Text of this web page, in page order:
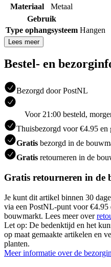
Materiaal
Metaal
Gebruik
Type ophangsysteem Hangen
Lees meer
Bestel- en
Bezorgd door PostNL
Voor 21:00 besteld,
Thuisbezorgd voor €4.95 en
Gratis bezorgd in de
Gratis retourneren in de
Gratis retourneren in de
Je kunt dit artikel binnen 30
via een PostNL-punt voor €4.95
bouwmarkt. Lees meer over
Let op: De bedenktijd en het
op maat gemaakte artikelen en
planten.
Meer informatie over de